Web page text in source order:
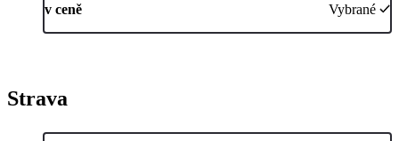
v ceně Vybrané
Strava